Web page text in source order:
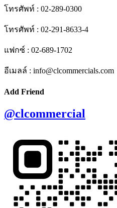
โทรศัพท์ : 02-289-0300
โทรศัพท์ : 02-291-8633-4
แฟกซ์ : 02-689-1702
อีเมลล์ : info@clcommercials.com
Add Friend
@clcommercial